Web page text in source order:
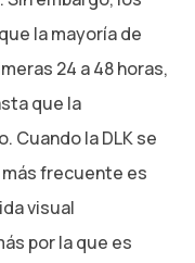
la mayoría de
24 a 48 horas,
que la
Cuando la DLK se
frecuente es
visual
por la que es